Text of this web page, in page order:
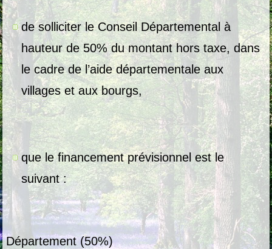
de solliciter le Conseil Départemental à
hauteur de 50% du montant hors taxe, dans
le cadre de l’aide départementale aux
villages et aux bourgs,
que le financement prévisionnel est le
suivant :
Département (50%)